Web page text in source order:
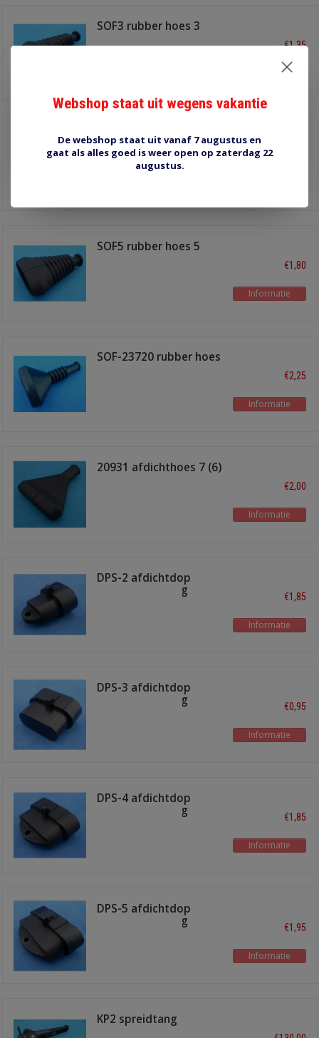
SOF3 rubber hoes 3
€1,35
Informatie
SOF4 rubber hoes 4
polig
SOF5 rubber hoes 5
€1,80
Informatie
SOF-23720 rubber hoes
€2,25
Informatie
20931 afdichthoes 7 (6)
€2,00
Informatie
DPS-2 afdichtdop
superseal 2-Polig
€1,85
Informatie
DPS-3 afdichtdop
superseal 3-Polig
€0,95
Informatie
DPS-4 afdichtdop
superseal 4-Polig
€1,85
Informatie
DPS-5 afdichtdop
superseal 5-Polig
€1,95
Informatie
KP2 spreidtang
Webshop staat uit wegens vakantie
De webshop staat uit vanaf 7 augustus en
gaat als alles goed is weer open op zaterdag 22
augustus.